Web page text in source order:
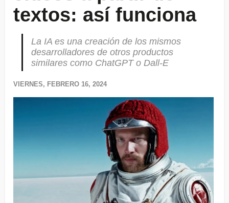
textos: así funciona
La IA es una creación de los mismos
desarrolladores de otros productos
similares como ChatGPT o Dall-E
VIERNES, FEBRERO 16, 2024